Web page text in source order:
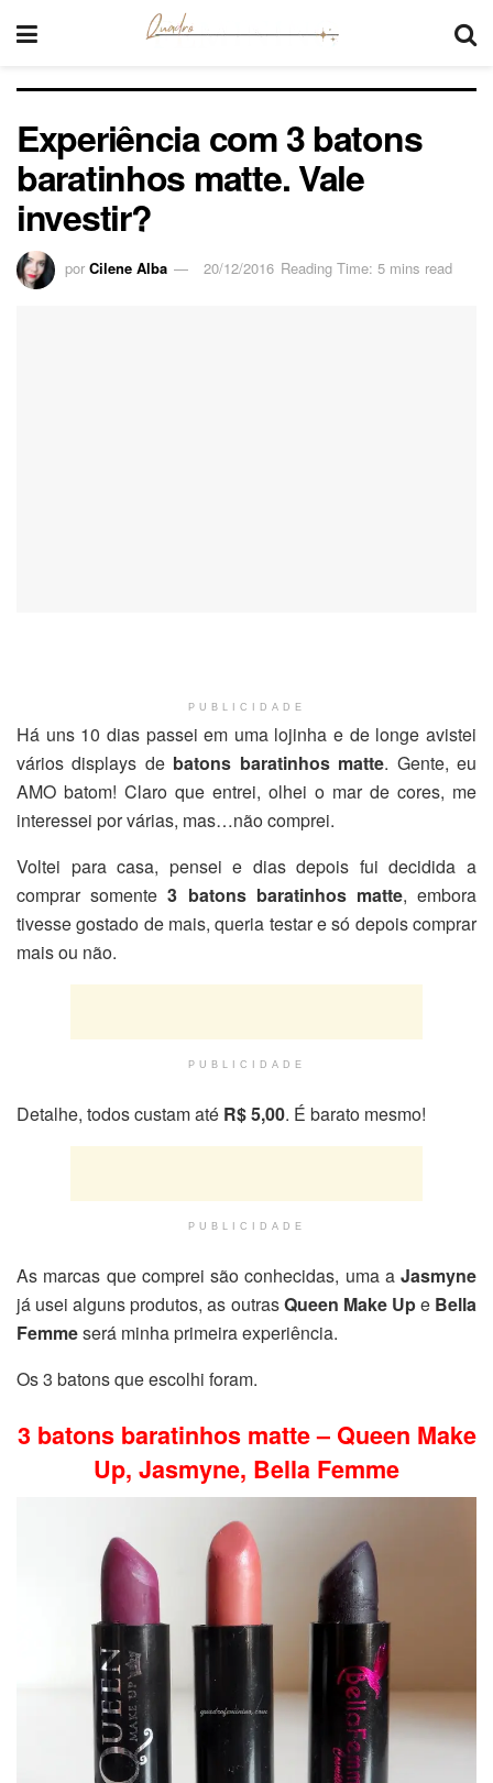
Experiência com 3 batons
baratinhos matte. Vale
investir?
por Cilene Alba 20/12/2016 Reading Time: 5 mins read
PUBLICIDADE
Há uns 10 dias passei em uma lojinha e de longe avistei
vários displays de batons baratinhos matte. Gente, eu
AMO batom! Claro que entrei, olhei o mar de cores, me
interessei por várias, mas…não comprei.
Voltei para casa, pensei e dias depois fui decidida a
comprar somente3 batons baratinhos matte, embora
tivesse gostado de mais, queria testar e só depois comprar
mais ou não.
PUBLICIDADE
Detalhe, todos custam até R$ 5,00. É barato mesmo!
PUBLICIDADE
As marcas que comprei são conhecidas, uma a Jasmyne
já usei alguns produtos, as outrasQueen Make Upe Bella
Femmeserá minha primeira experiência.
Os 3 batons que escolhi foram.
3 batons baratinhos matte – Queen Make
Up, Jasmyne, Bella Femme